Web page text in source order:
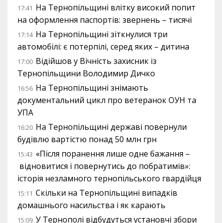
17:41 На Тернопільщині влітку високий попит
на оформлення паспортів: звернень – тисячі
17:14 На Тернопільщині зіткнулися три
автомобілі: є потерпілі, серед яких – дитина
17:00 Відійшов у Вічність захисник із
Тернопільщини Володимир Дичко
16:56 На Тернопільщині знімають
документальний цикл про ветеранок ОУН та
УПА
16:20 На Тернопільщині державі повернули
будівлю вартістю понад 50 млн грн
15:43 «Після поранення лише одне бажання –
відновитися і повернутись до побратимів»:
історія незламного тернопільського гвардійця
15:11 Скільки на Тернопільщині випадків
домашнього насильства і як карають
15:09 У Тернополі відбудуться установчі збори